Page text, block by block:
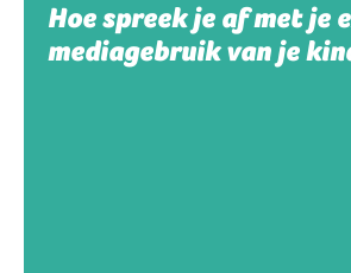
Hoe spreek je af met je
mediagebruik van je